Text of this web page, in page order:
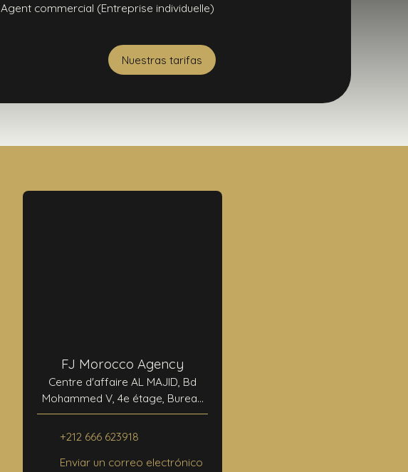
Agent commercial (Entreprise individuelle)
Nuestras tarifas
FJ Morocco Agency
Centre d'affaire AL MAJID, Bd
Mohammed V, 4e étage, Bureau
N°24
40000 Marrakech
+212 666 623918
Enviar un correo electrónico